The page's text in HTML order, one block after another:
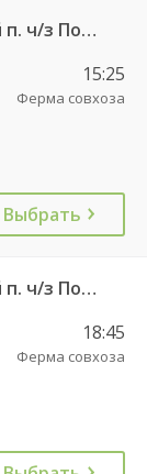
133 Калининград АВ — Пограничный п. ч/з Поддубное п.
15:25
Ферма совхоза
Выбрать
133 Калининград АВ — Пограничный п. ч/з Поддубное п.
18:45
Ферма совхоза